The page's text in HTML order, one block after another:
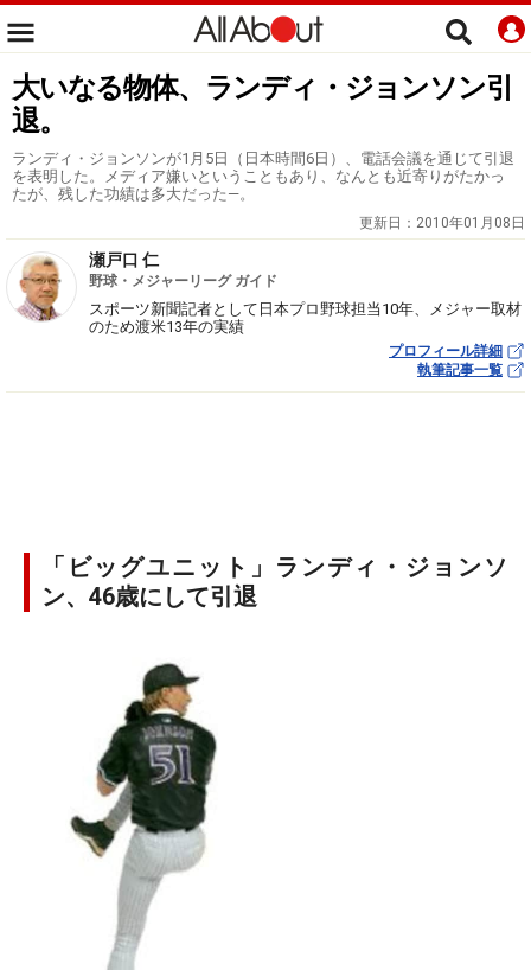
大いなる物体、ランディ・ジョンソン引
退。
ランディ・ジョンソンが1月5日（日本時間6日）、電話会議を通じて引退
を表明した。メディア嫌いということもあり、なんとも近寄りがたかっ
たが、残した功績は多大だった―。
更新日： 2010年01月08日
瀬戸口 仁
野球・メジャーリーグ ガイド
スポーツ新聞記者として日本プロ野球担当10年、メジャー取材
のため渡米13年の実績
プロフィール詳細
執筆記事一覧
「ビッグユニット」ランディ・ジョンソ
ン、46歳にして引退